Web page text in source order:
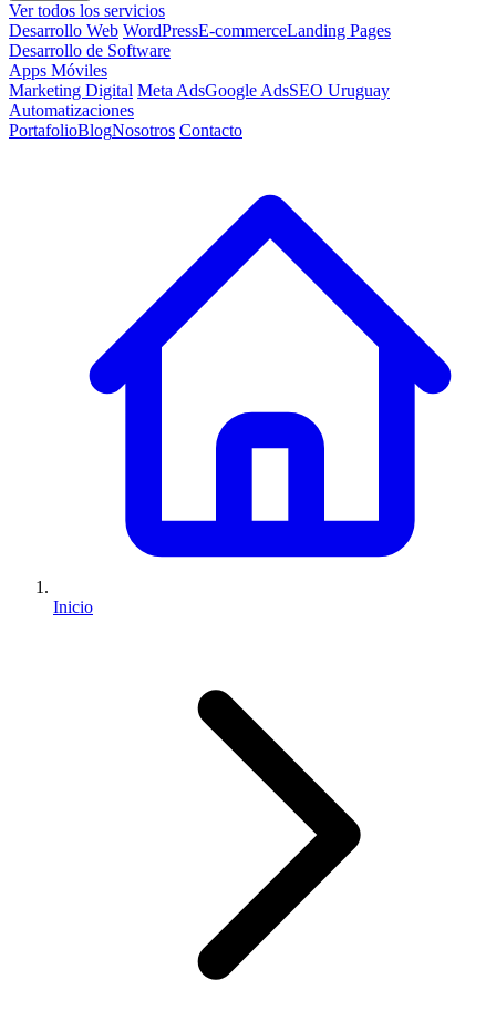
Ver todos los servicios
Desarrollo Web WordPressE-commerceLanding Pages
Desarrollo de Software
Apps Móviles
Marketing Digital Meta AdsGoogle AdsSEO Uruguay
Automatizaciones
PortafolioBlogNosotros Contacto
Inicio